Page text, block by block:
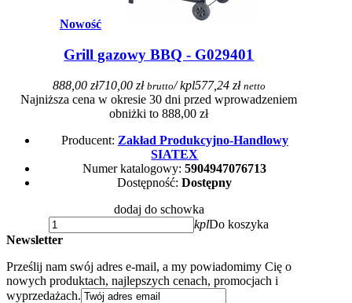
Nowość
Grill gazowy BBQ - G029401
888,00 zł710,00 zł brutto/ kpl577,24 zł netto
Najniższa cena w okresie 30 dni przed wprowadzeniem
obniżki to 888,00 zł
Producent: Zakład Produkcyjno-Handlowy
SIATEX
Numer katalogowy:5904947076713
Dostępność:Dostępny
dodaj do schowka
kplDo koszyka
Newsletter
Prześlij nam swój adres e-mail, a my powiadomimy Cię o
nowych produktach, najlepszych cenach, promocjach i
wyprzedażach.